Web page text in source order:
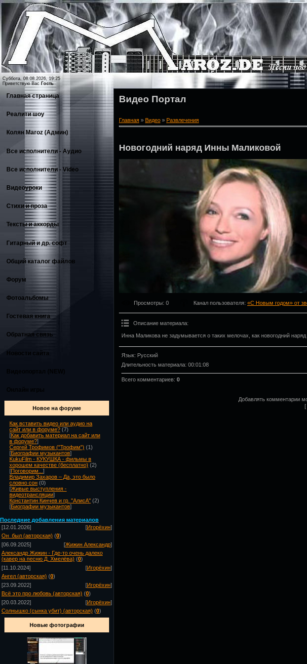
Суббота, 08.08.2026, 19:25
Приветствую Вас Гость
Главная страница
Реалити шоу
Колян Maroz (Админ)
Все исполнители - Аудио
Все исполнители - Video
Видеоуроки
Стихи и проза
Тексты и аккорды
Гитарный и др. софт
Общий каталог файлов
Форум
Фотоальбомы
Гостевая книга
Обратная связь
Новости сайта
Новое на форуме
Как вставить видео или аудио на
сайт или в форуме? (7)
[Как добавить материал на сайт или
в форуме?]
Сергей Трофимов ("Трофим") (1)
[Биографии музыкантов]
KukuFilm - КУКУШКА - фильмы в
хорошем качестве (бесплатно) (2)
[Поговорим... ]
Владимир Захаров – Да, это было
словно сон (0)
[Живые выступления -
видеотрансляции]
Константин Кинчев и гр. "АлисА" (2)
[Биографии музыкантов]
Последние добавления материалов
[12.01.2026]
[Игорёхин]
Он_был (авторская) (0)
[06.09.2025]
[Жижин Александр]
Александр Жижин - Где-то очень далеко
(кавер на песню Д. Хмелёва) (0)
[11.10.2024]
[Игорёхин]
Ангел (авторская) (0)
[23.09.2022]
[Игорёхин]
Всё это про любовь (авторская) (0)
[20.03.2022]
[Игорёхин]
Солнышко (сынка убит) (авторская) (0)
Новые фотографии
Видео Портал
Главная » Видео » Развлечения
Новогодний наряд Инны Маликовой
Просмотры: 0 Канал пользователя: «С Новым годом» от
Описание материала:
Инна Маликова не задумывается о таких мелочах, как новогодний наряд
Язык: Русский
Длительность материала: 00:01:08
Всего комментариев: 0
Добавлять комментарии
[